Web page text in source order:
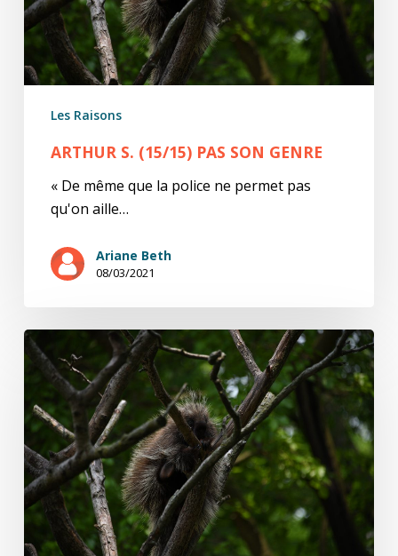
Les Raisons
ARTHUR S. (15/15) PAS SON GENRE
« De même que la police ne permet pas
qu'on aille…
Ariane Beth
08/03/2021
Arthur
(14/15)
Faites
votre
bonheur